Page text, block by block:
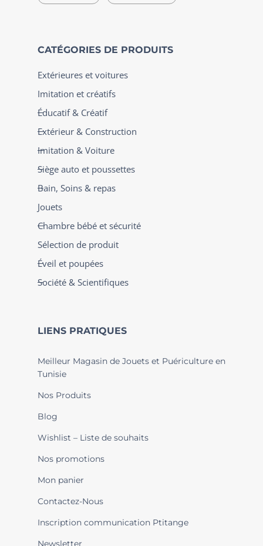
CATÉGORIES DE PRODUITS
Extérieures et voitures
Imitation et créatifs
Éducatif & Créatif
Extérieur & Construction
Imitation & Voiture
Siège auto et poussettes
Bain, Soins & repas
Jouets
Chambre bébé et sécurité
Sélection de produit
Éveil et poupées
Société & Scientifiques
LIENS PRATIQUES
Meilleur Magasin de Jouets et Puériculture en
Tunisie
Nos Produits
Blog
Wishlist – Liste de souhaits
Nos promotions
Mon panier
Contactez-Nous
Inscription communication Ptitange
Newsletter